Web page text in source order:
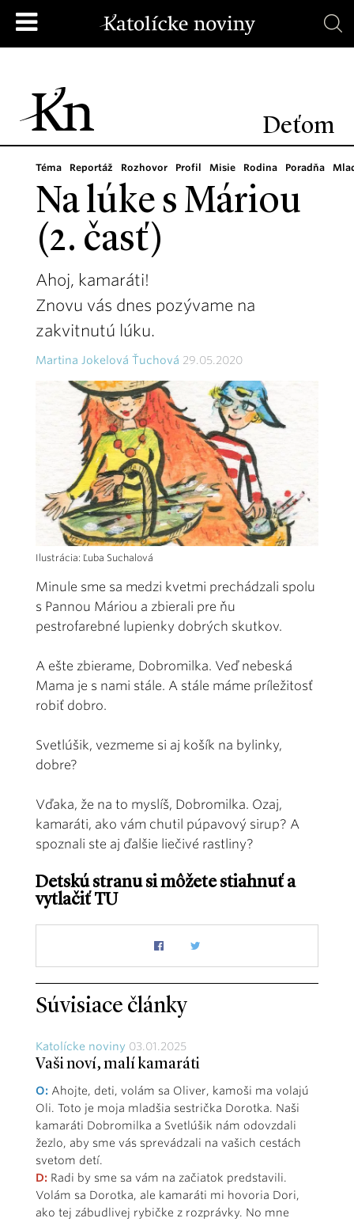
Deťom
Téma Reportáž Rozhovor Profil Misie Rodina Poradňa
Na lúke s Máriou
(2. časť)
Ahoj, kamaráti!
Znovu vás dnes pozývame na
zakvitnutú lúku.
Martina Jokelová Ťuchová 29.05.2020
Ilustrácia: Ľuba Suchalová
Minule sme sa medzi kvetmi prechádzali spolu
s Pannou Máriou a zbierali pre ňu
pestrofarebné lupienky dobrých skutkov.
A ešte zbierame, Dobromilka. Veď nebeská
Mama je s nami stále. A stále máme príležitosť
robiť dobro.
Svetlúšik, vezmeme si aj košík na bylinky,
dobre?
Vďaka, že na to myslíš, Dobromilka. Ozaj,
kamaráti, ako vám chutil púpavový sirup? A
spoznali ste aj ďalšie liečivé rastliny?
Detskú stranu si môžete stiahnuť a
vytlačiťTU
Súvisiace články
Katolícke noviny 03.01.2025
Vaši noví, malí kamaráti
O: Ahojte, deti, volám sa Oliver, kamoši ma volajú
Oli. Toto je moja mladšia sestrička Dorotka. Naši
kamaráti Dobromilka a Svetlúšik nám odovzdali
žezlo, aby sme vás sprevádzali na vašich cestách
svetom detí.
D: Radi by sme sa vám na začiatok predstavili.
Volám sa Dorotka, ale kamaráti mi hovoria Dori,
ako tej zábudlivej rybičke z rozprávky. No mne